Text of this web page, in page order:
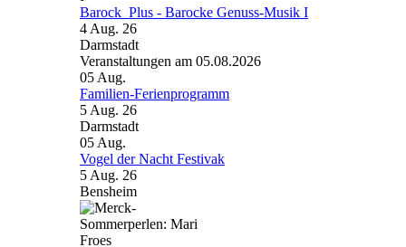
Barock_Plus - Barocke Genuss-Musik I
4 Aug. 26
Darmstadt
Veranstaltungen am 05.08.2026
05 Aug.
Familien-Ferienprogramm
5 Aug. 26
Darmstadt
05 Aug.
Vogel der Nacht Festivak
5 Aug. 26
Bensheim